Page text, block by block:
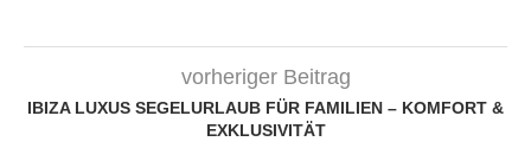
vorheriger Beitrag
IBIZA LUXUS SEGELURLAUB FÜR FAMILIEN – KOMFORT &
EXKLUSIVITÄT